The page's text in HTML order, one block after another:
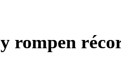
rompen